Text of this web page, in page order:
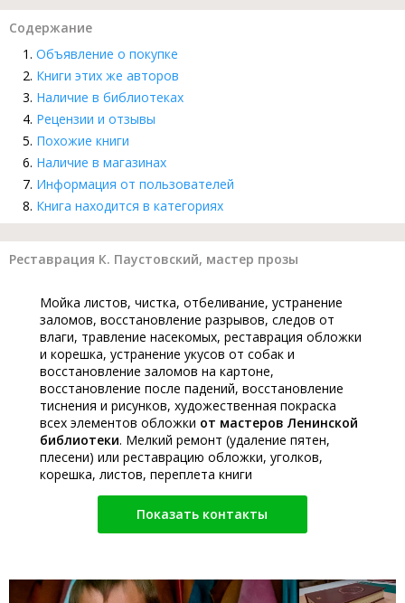
Содержание
Объявление о покупке
Книги этих же авторов
Наличие в библиотеках
Рецензии и отзывы
Похожие книги
Наличие в магазинах
Информация от пользователей
Книга находится в категориях
Реставрация К. Паустовский, мастер прозы
Мойка листов, чистка, отбеливание, устранение
заломов, восстановление разрывов, следов от
влаги, травление насекомых, реставрация обложки
и корешка, устранение укусов от собак и
восстановление заломов на картоне,
восстановление после падений, восстановление
тиснения и рисунков, художественная покраска
всех элементов обложки от мастеров Ленинской
библиотеки. Мелкий ремонт (удаление пятен,
плесени) или реставрацию обложки, уголков,
корешка, листов, переплета книги
Показать контакты